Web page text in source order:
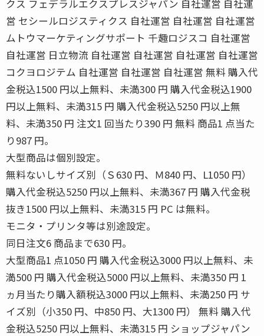
クス フェデラルエクスプレスジャパン 自社運営 自社運
営 セシールロジスティクス 自社運営 自社運営 自社運営
ムトウマーケティングサポート 千趣ロジスコ 自社運営
自社運営 日立物流 自社運営 自社運営 自社運営 自社運営
コクヨロジテム 自社運営 自社運営 自社運営 無料 購入代
金税込1500 円以上無料、未満300 円 購入代金税込1900
円以上無料、未満315 円 購入代金税込5250 円以上無
料、未満350 円 注文1 回当たり390 円 無料 商品1 点当た
り987 円。
大型商品は個別設定。
無料ないしサイズ別（Ｓ630 円、Ｍ840 円、L1050 円）
購入代金税込5250 円以上無料、未満367 円 購入代金税
抜き1500 円以上無料、未満315 円 PC は無料。
モニタ・プリンタ等は別途設定。
同日注文6 商品まで630 円。
大型商品1 点1050 円 購入代金税込3000 円以上無料、未
満500 円 購入代金税込5000 円以上無料、未満350 円 1
ヵ月当たり購入額税込3000 円以上無料、未満250 円 サ
イズ別（小350 円、中850 円、大1300 円） 無料 購入代
金税込5250 円以上無料、未満315 円 ショップジャパン